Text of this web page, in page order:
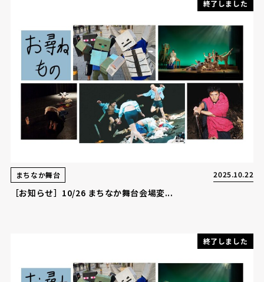
終了しました
まちなか舞台 2025.10.22
［お知らせ］10/26 まちなか舞台会場変...
終了しました